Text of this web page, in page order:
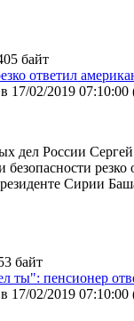
байт
ответил
в 17/02/2019 07:10:00
дел России
Сирии
байт
ты": пенсионер
в 17/02/2019 07:10:00